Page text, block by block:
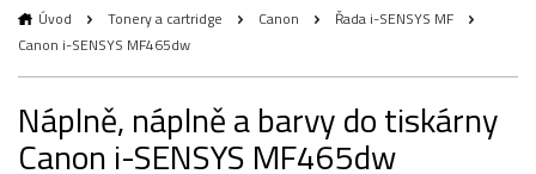
Úvod Tonery a cartridge Canon
Řada i-SENSYS MF
Canon i-SENSYS MF465dw
Náplně, náplně a barvy do tiskárny
Canon i-SENSYS MF465dw